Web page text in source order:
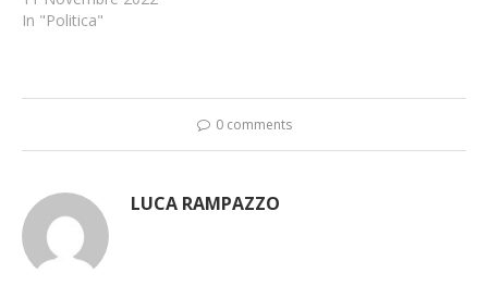
In "Politica"
0 comments
LUCA RAMPAZZO